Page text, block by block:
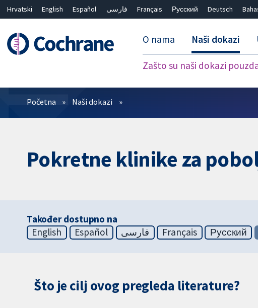
Hrvatski English Español فارسی Français Русский Deutsch
O nama Naši dokazi
Zašto su naši dokazi
Prečistači
Početna Naši dokazi
Pokretne klinike za
Također dostupno na
English
Español فارسی Français Русский
Što je cilj ovog pregleda literature?